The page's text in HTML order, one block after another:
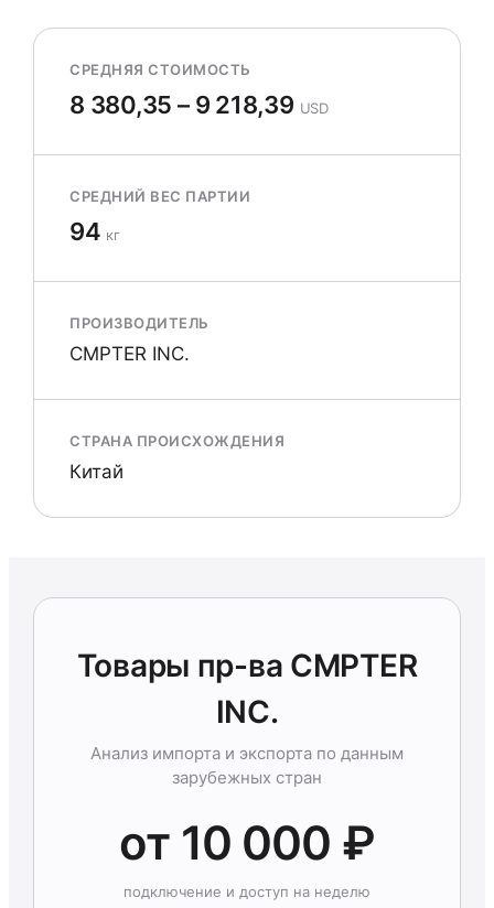
СРЕДНЯЯ СТОИМОСТЬ
8 380,35 – 9 218,39 USD
СРЕДНИЙ ВЕС ПАРТИИ
94 кг
ПРОИЗВОДИТЕЛЬ
CMPTER INC.
СТРАНА ПРОИСХОЖДЕНИЯ
Китай
Товары пр-ва CMPTER
INC.
Анализ импорта и экспорта по данным
зарубежных стран
от 10 000 ₽
подключение и доступ на неделю